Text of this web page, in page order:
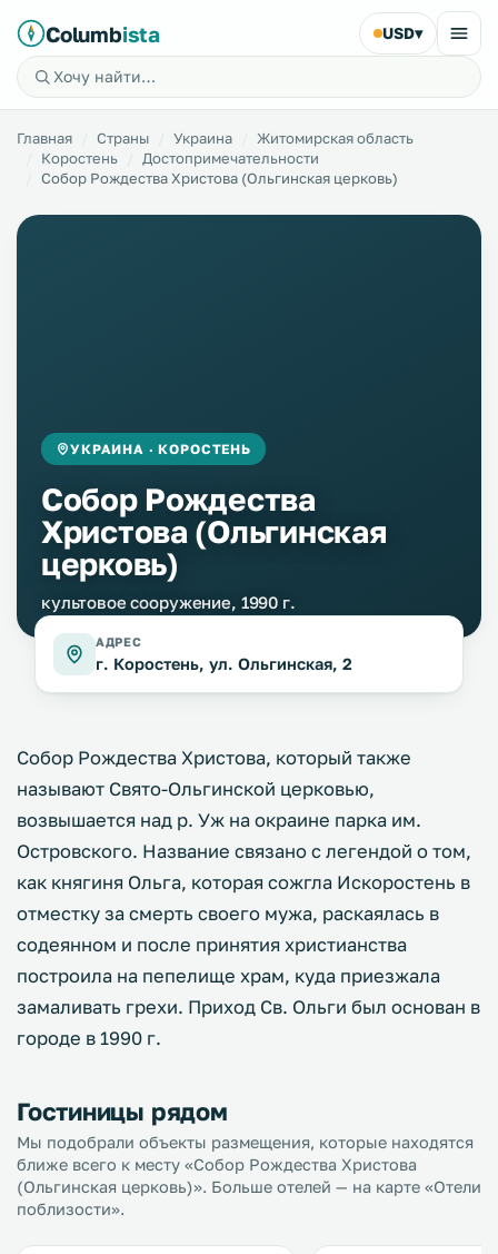
Columbista USD▾
Главная Страны Украина
Житомирская область
Коростень
Достопримечательности
Собор Рождества Христова (Ольгинская церковь)
УКРАИНА · КОРОСТЕНЬ
Собор Рождества
Христова (Ольгинская
церковь)
культовое сооружение, 1990 г.
АДРЕС
г. Коростень, ул. Ольгинская, 2
Собор Рождества Христова, который также
называют Свято-Ольгинской церковью,
возвышается над р. Уж на окраине парка им.
Островского. Название связано с легендой о том,
как княгиня Ольга, которая сожгла Искоростень в
отместку за смерть своего мужа, раскаялась в
содеянном и после принятия христианства
построила на пепелище храм, куда приезжала
замаливать грехи. Приход Св. Ольги был основан в
городе в 1990 г.
Гостиницы рядом
Мы подобрали объекты размещения, которые находятся
ближе всего к месту «Собор Рождества Христова
(Ольгинская церковь)». Больше отелей — на карте «Отели
поблизости».